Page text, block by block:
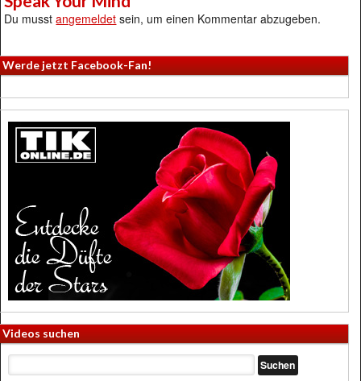
Du musstangemeldet sein, um einen Kommentar abzugeben.
Werde jetzt Facebook-Fan!
Videos suchen